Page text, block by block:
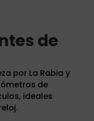
de
por La Rabia y
de
ideales